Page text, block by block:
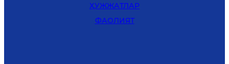
ҲУЖЖАТЛАР
ФАОЛИЯТ